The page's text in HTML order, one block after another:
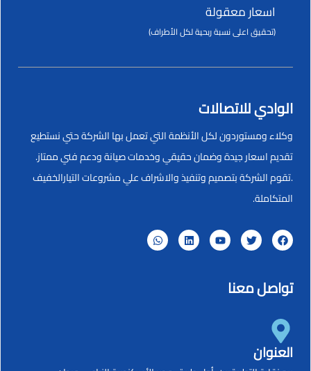
اسعار معقولة
(تحقيق اعلى نسبة ربحية لكل الأطراف)
الوادي للاتصالات
وكلاء ومستوردون لكل الأنظمة التي تعمل بها الشركة حتي نستطيع
تقديم اسعار جيدة وضمان حقيقي وخدمات صيانة ودعم فني ممتاز.
.تقوم الشركة بتصميم وتنفيذ والاشراف علي مشروعات التيارالخفيف
المتكاملة.
تواصل معنا
العنوان